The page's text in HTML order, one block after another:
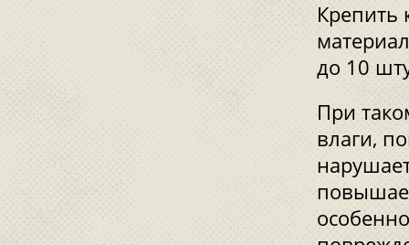
Крепить
до 10
При
влаги,